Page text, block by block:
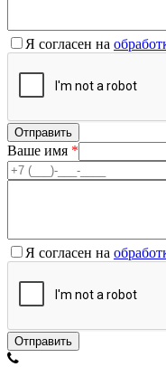
Я согласен на
Ваше имя *
Я согласен на